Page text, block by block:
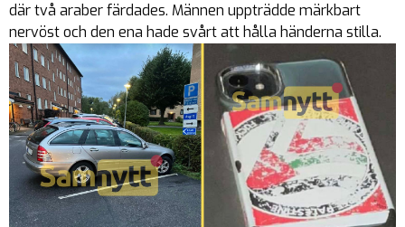
där två araber färdades. Männen uppträdde märkbart
nervöst och den ena hade svårt att hålla händerna stilla.